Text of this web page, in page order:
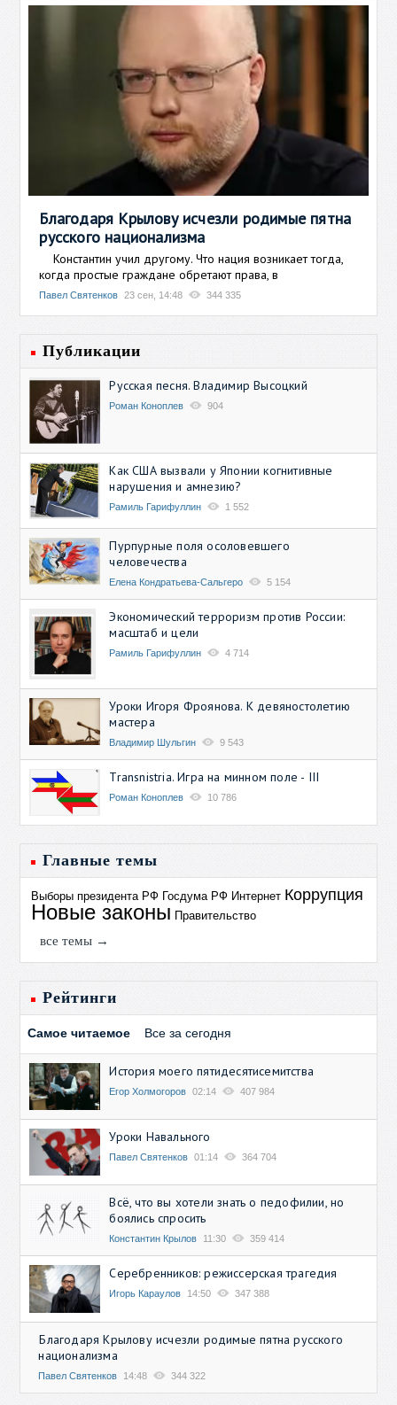
Благодаря Крылову исчезли родимые пятна
русского национализма
Константин учил другому. Что нация возникает тогда,
когда простые граждане обретают права, в
Павел Святенков 23 сен, 14:48 344 335
Публикации
Русская песня. Владимир Высоцкий
Роман Коноплев 904
Как США вызвали у Японии когнитивные
нарушения и амнезию?
Рамиль Гарифуллин 1 552
Пурпурные поля осоловевшего
человечества
Елена Кондратьева-Сальгеро 5 154
Экономический терроризм против России:
масштаб и цели
Рамиль Гарифуллин 4 714
Уроки Игоря Фроянова. К девяностолетию
мастера
Владимир Шульгин 9 543
Transnistria. Игра на минном поле - III
Роман Коноплев 10 786
Главные темы
Выборы президента РФ Госдума РФ Интернет Коррупция
Новые законы Правительство
все темы →
Рейтинги
Самое читаемое Все за сегодня
История моего пятидесятисемитства
Егор Холмогоров 02:14 407 984
Уроки Навального
Павел Святенков 01:14 364 704
Всё, что вы хотели знать о педофилии, но
боялись спросить
Константин Крылов 11:30 359 414
Серебренников: режиссерская трагедия
Игорь Караулов 14:50 347 388
Благодаря Крылову исчезли родимые пятна русского
национализма
Павел Святенков 14:48 344 322